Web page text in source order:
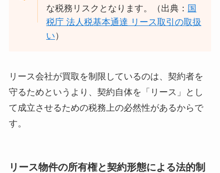
な税務リスクとなります。（出典： 国
税庁 法人税基本通達 リース取引の取扱
い ）
リース会社が買取を制限しているのは、契約者を
守るためというより、契約自体を「リース」とし
て成立させるための税務上の必然性があるからで
す。
リース物件の所有権と契約形態による法的制